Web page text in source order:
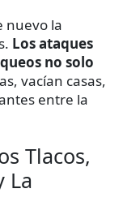
nuevo la
Los ataques
no solo
vacían casas,
entre la
Tlacos,
La